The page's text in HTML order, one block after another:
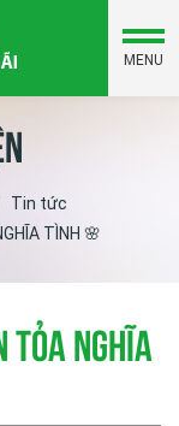
MENU
Tin tức
TÌNH 🌸
NGHĨA